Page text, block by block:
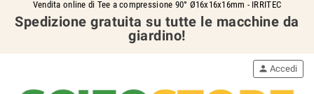
Vendita online di Tee a compressione 90° Ø16x16x16mm - IRRITEC
Spedizione gratuita su tutte le macchine da
giardino!
person Accedi